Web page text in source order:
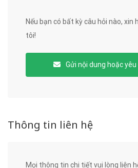
Nếu bạn có bất kỳ câu hỏi nào, xin
tôi!
Gửi nội dung hoặc
Thông tin liên hệ
Mọi thông tin chi tiết vui lòng liên